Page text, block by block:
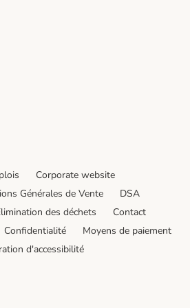
Method
Corporate website
Générales de Vente
DSA
des déchets
Contact
Confidentialité
Moyens de paiement
d'accessibilité